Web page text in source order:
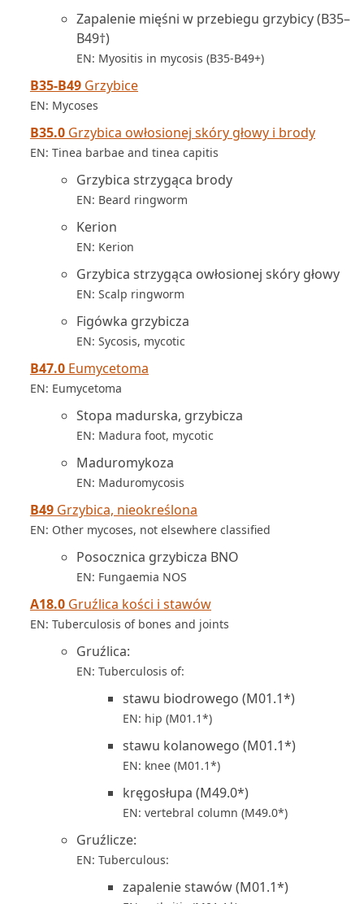
Zapalenie mięśni w przebiegu grzybicy (B35–
B49†)
EN: Myositis in mycosis (B35-B49+)
B35-B49 Grzybice
EN: Mycoses
B35.0 Grzybica owłosionej skóry głowy i brody
EN: Tinea barbae and tinea capitis
Grzybica strzygąca brody
EN: Beard ringworm
Kerion
EN: Kerion
Grzybica strzygąca owłosionej skóry głowy
EN: Scalp ringworm
Figówka grzybicza
EN: Sycosis, mycotic
B47.0 Eumycetoma
EN: Eumycetoma
Stopa madurska, grzybicza
EN: Madura foot, mycotic
Maduromykoza
EN: Maduromycosis
B49 Grzybica, nieokreślona
EN: Other mycoses, not elsewhere classified
Posocznica grzybicza BNO
EN: Fungaemia NOS
A18.0 Gruźlica kości i stawów
EN: Tuberculosis of bones and joints
Gruźlica:
EN: Tuberculosis of:
stawu biodrowego (M01.1*)
EN: hip (M01.1*)
stawu kolanowego (M01.1*)
EN: knee (M01.1*)
kręgosłupa (M49.0*)
EN: vertebral column (M49.0*)
Gruźlicze:
EN: Tuberculous:
zapalenie stawów (M01.1*)